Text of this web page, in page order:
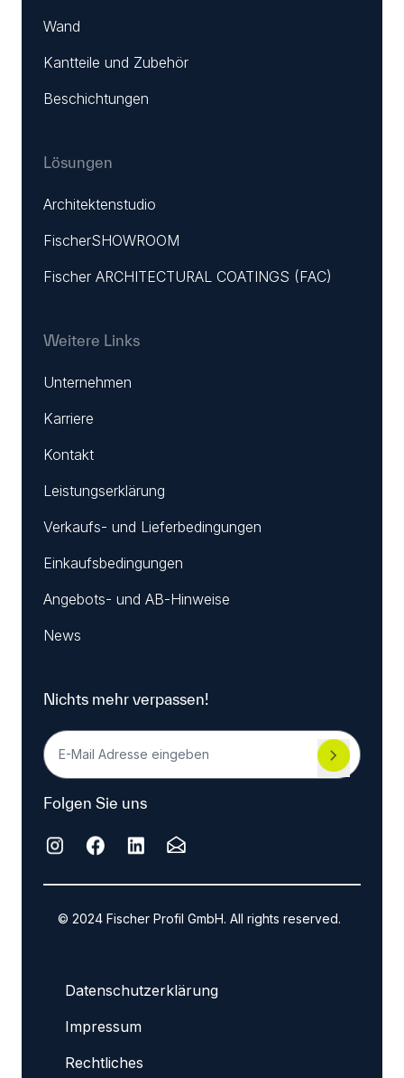
Wand
Kantteile und Zubehör
Beschichtungen
Lösungen
Architektenstudio
FischerSHOWROOM
Fischer ARCHITECTURAL COATINGS (FAC)
Weitere Links
Unternehmen
Karriere
Kontakt
Leistungserklärung
Verkaufs- und Lieferbedingungen
Einkaufsbedingungen
Angebots- und AB-Hinweise
News
Nichts mehr verpassen!
Folgen Sie uns
© 2024 Fischer Profil GmbH. All rights reserved.
Datenschutzerklärung
Impressum
Rechtliches